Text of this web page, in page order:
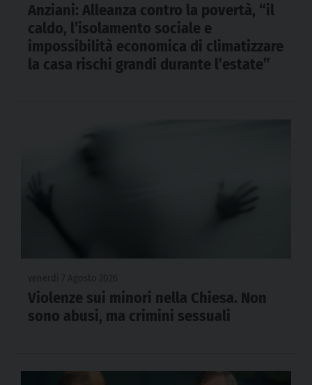
Anziani: Alleanza contro la povertà, “il
caldo, l’isolamento sociale e
impossibilità economica di climatizzare
la casa rischi grandi durante l’estate”
Violenze sui minori nella Chiesa. Non
sono abusi, ma crimini sessuali